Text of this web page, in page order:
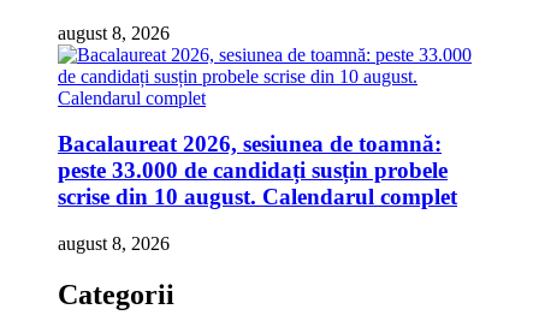
august 8, 2026
Bacalaureat 2026, sesiunea de toamnă:
peste 33.000 de candidați susțin probele
scrise din 10 august. Calendarul complet
august 8, 2026
Categorii